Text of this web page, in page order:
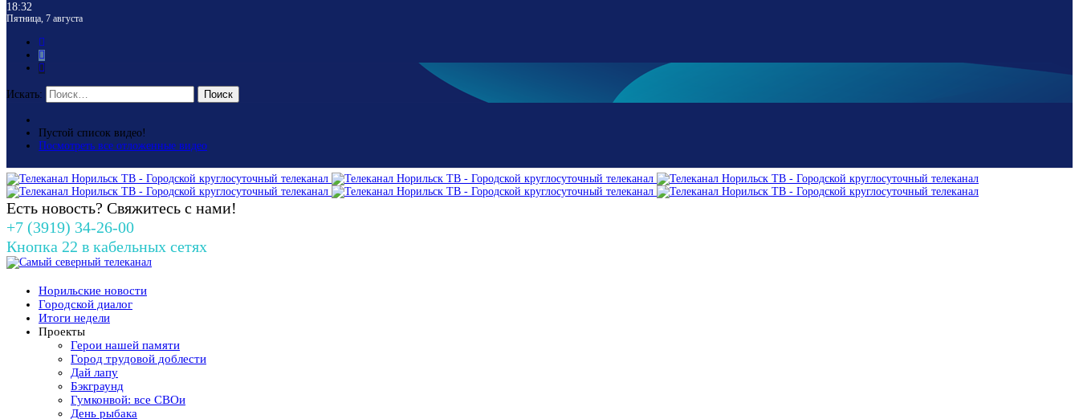
18:32
Пятница, 7 августа
Искать: Поиск
Пустой список видео!
Посмотреть все отложенные видео
Есть новость? Свяжитесь с нами!
+7 (3919) 34-26-00
Кнопка 22 в кабельных сетях
Норильские новости
Городской диалог
Итоги недели
Проекты
Герои нашей памяти
Город трудовой доблести
Дай лапу
Бэкграунд
Гумконвой: все СВОи
День рыбака